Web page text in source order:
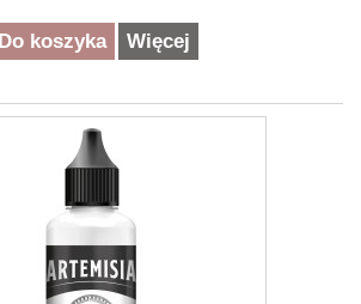
Do koszyka Więcej